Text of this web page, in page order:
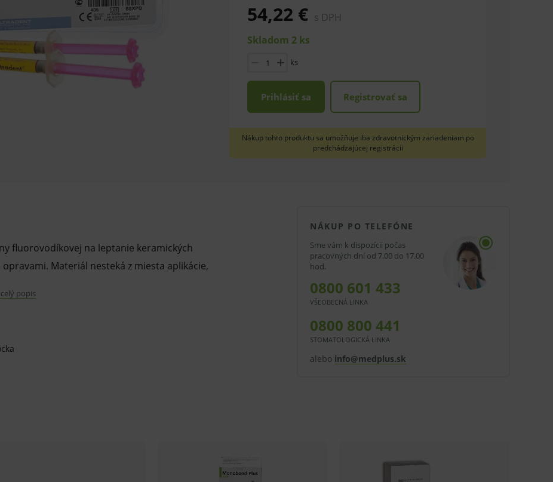
54,22 € s DPH
Skladom 2 ks
ks
Prihlásiť sa Registrovať sa
Nákup tohto produktu sa umožňuje iba zdravotnickým zariadeniam po
predchádzajúcej registrácii
fluorovodíkovej na leptanie keramických
Materiál nesteká z miesta aplikácie,
informácie o výrobku a ak je
účinnosťou inej liečby alebo inej
popis
NÁKUP PO TELEFÓNE
Sme vám k dispozícii počas
pracovných dní od 7.00 do 17.00
hod.
0800 601 433
VŠEOBECNÁ LINKA
0800 800 441
STOMATOLOGICKÁ LINKA
alebo info@medplus.sk